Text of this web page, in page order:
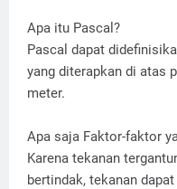
Apa itu Pascal?
Pascal dapat
yang diterapkan di atas
meter.
Apa saja Faktor-faktor
Karena tekanan
bertindak, tekanan